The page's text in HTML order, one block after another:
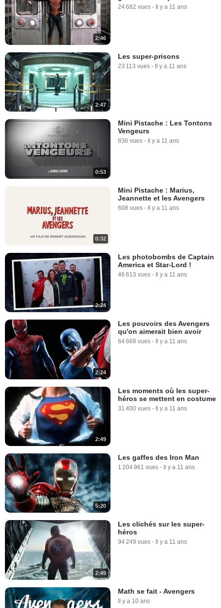
2:46
24 682 vues - Il y a 11 ans
2:47
Les super-prisons
23 113 vues - Il y a 11 ans
0:53
Mini Pistache : Les Tontons
Vengeurs
836 vues - Il y a 11 ans
0:32
Mini Pistache : Marius,
Jeannette et les Avengers
608 vues - Il y a 11 ans
2:24
Les photobombs de Captain
America et Star-Lord !
46 613 vues - Il y a 11 ans
2:24
Les pouvoirs des Avengers
qu'on aimerait bien avoir
64 668 vues - Il y a 11 ans
2:49
Les moments où les super-
héros se mettent en costume
31 400 vues - Il y a 11 ans
5:20
Les gaffes des Iron Man
1 204 961 vues - Il y a 11 ans
2:49
Les clichés sur les super-
héros
94 249 vues - Il y a 11 ans
Math se fait - Avengers
Il y a 10 ans